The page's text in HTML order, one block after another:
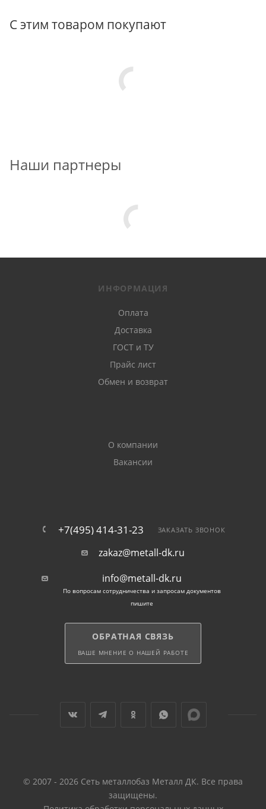
С этим товаром покупают
Наши партнеры
ИНФОРМАЦИЯ
Оплата
Доставка
ГОСТ и ТУ
Прайс лист
Обмен и возврат
О компании
Вакансии
+7(495) 414-31-23 ЗАКАЗАТЬ ЗВОНОК
zakaz@metall-dk.ru
info@metall-dk.ru
По вопросам сотрудничества и запросам документов
пишите
ОБРАТНАЯ СВЯЗЬ
ВАШЕ МНЕНИЕ О НАШЕЙ РАБОТЕ
© 2007 - 2026 Сеть металлобаз Металл ДК. Все права
защищены.